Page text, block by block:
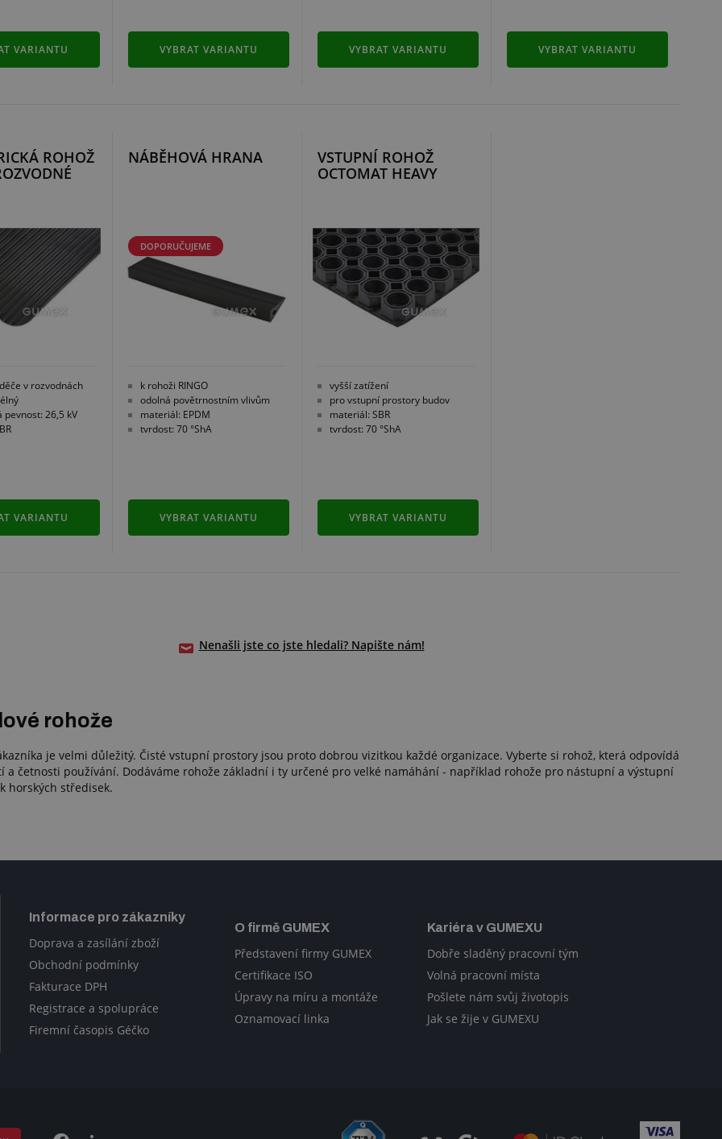
VARIANTU VYBRAT VARIANTU VYBRAT VARIANTU VYBRAT VARIANTU
ROHOŽ
v rozvodnách
pevnost: 26,5 kV
VARIANTU
NÁBĚHOVÁ HRANA
DOPORUČUJEME
k rohoži RINGO
odolná povětrnostním vlivům
materiál: EPDM
tvrdost: 70 °ShA
VYBRAT VARIANTU
VSTUPNÍ ROHOŽ
OCTOMAT HEAVY
vyšší zatížení
pro vstupní prostory budov
materiál: SBR
tvrdost: 70 °ShA
VYBRAT VARIANTU
Nenašli jste co jste hledali? Napište nám!
rohože
je velmi důležitý. Čisté vstupní prostory jsou proto dobrou vizitkou každé organizace. Vyberte si rohož, která odpovídá
a četnosti používání. Dodáváme rohože základní i ty určené pro velké namáhání - například rohože pro nástupní a výstupní
horských středisek.
Informace pro zákazníky
Doprava a zasílání zboží
Obchodní podmínky
Fakturace DPH
Registrace a spolupráce
Firemní časopis Géčko
O firmě GUMEX
Představení firmy GUMEX
Certifikace ISO
Úpravy na míru a montáže
Oznamovací linka
Kariéra v GUMEXU
Dobře sladěný pracovní tým
Volná pracovní místa
Pošlete nám svůj životopis
Jak se žije v GUMEXU